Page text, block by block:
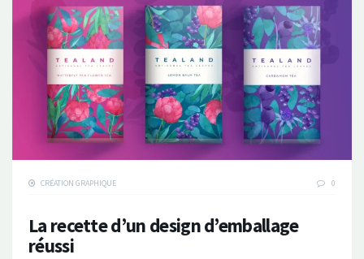
CRÉATION GRAPHIQUE 0
La recette d’un design d’emballage
réussi